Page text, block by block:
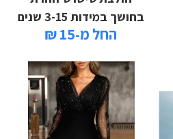
בחושך במידות 3-15 שנים
החל מ-15 ₪